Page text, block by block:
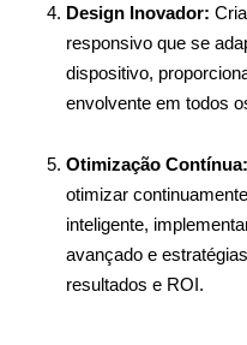
Design Inovador:
responsivo que se
dispositivo,
envolvente em todos
Otimização Contínua:
otimizar
inteligente,
avançado e
resultados e ROI.